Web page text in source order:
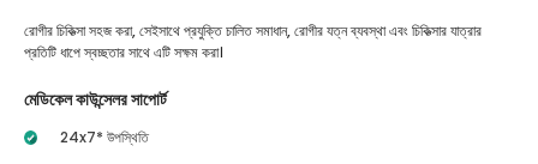
রোগীর চিকিত্সা সহজ করা, সেইসাথে প্রযুক্তি চালিত সমাধান, রোগীর যত্ন ব্যবস্থা এবং চিকিত্সার যাত্রার
প্রতিটি ধাপে স্বচ্ছতার সাথে এটি সক্ষম করা।
মেডিকেল কাউন্সেলর সাপোর্ট
24x7* উপস্থিতি